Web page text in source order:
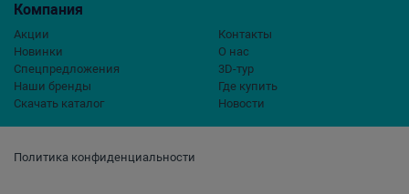
Политика конфиденциальности
Компания
Акции
Новинки
Спецпредложения
Наши бренды
Скачать каталог
Контакты
О нас
3D-тур
Где купить
Новости